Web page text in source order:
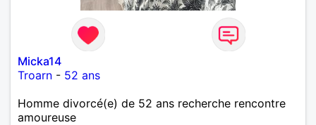
Micka14
Troarn - 52 ans
Homme divorcé(e) de 52 ans recherche rencontre
amoureuse